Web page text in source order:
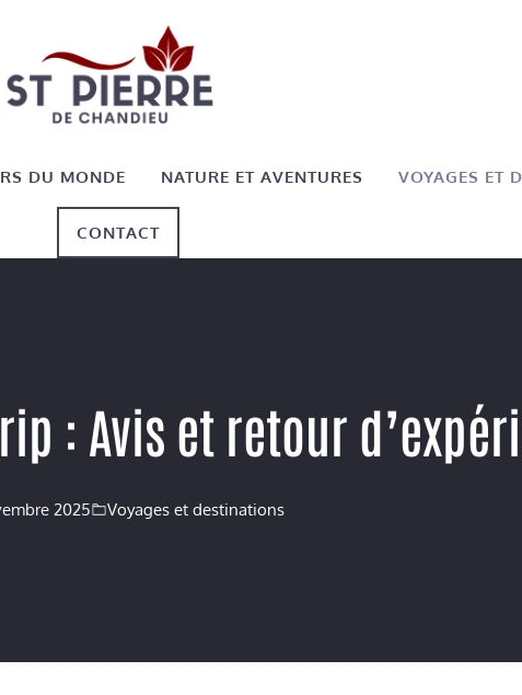
DU MONDE NATURE ET AVENTURES VOYAGES ET
CONTACT
: Avis et retour
2025 Voyages et destinations